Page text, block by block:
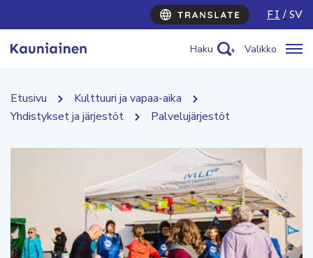
FI SV
Haku Valikko
Etusivu
Kulttuuri ja vapaa-aika
Yhdistykset ja järjestöt
Palvelujärjestöt